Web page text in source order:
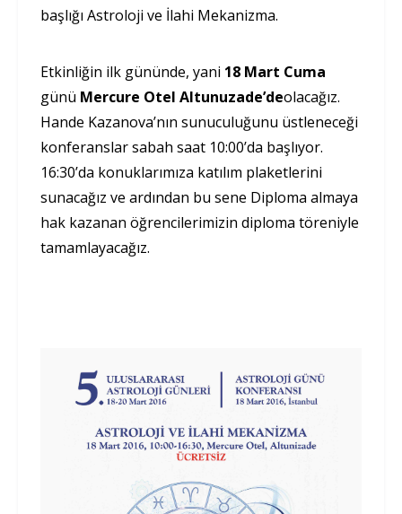
başlığı Astroloji ve İlahi Mekanizma.
Etkinliğin ilk gününde, yani 18 Mart Cuma
günü Mercure Otel Altunuzade’deolacağız.
Hande Kazanova’nın sunuculuğunu üstleneceği
konferanslar sabah saat 10:00’da başlıyor.
16:30’da konuklarımıza katılım plaketlerini
sunacağız ve ardından bu sene Diploma almaya
hak kazanan öğrencilerimizin diploma töreniyle
tamamlayacağız.